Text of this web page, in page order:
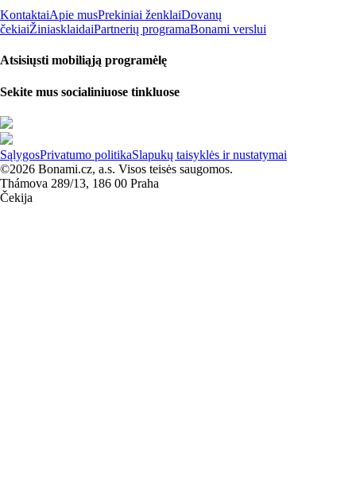
KontaktaiApie musPrekiniai ženklaiDovanų
čekiaiŽiniasklaidaiPartnerių programaBonami verslui
Atsisiųsti mobiliąją programėlę
Sekite mus socialiniuose tinkluose
SąlygosPrivatumo politikaSlapukų taisyklės ir nustatymai
©2026 Bonami.cz, a.s. Visos teisės saugomos.
Thámova 289/13, 186 00 Praha
Čekija